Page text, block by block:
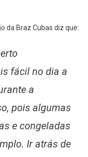
da Braz Cubas diz que:
fácil no dia a
a
pois algumas
e congeladas
Ir atrás de